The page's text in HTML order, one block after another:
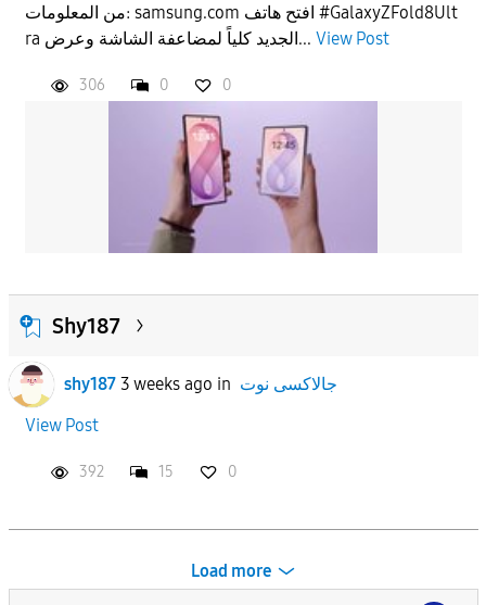
من المعلومات: samsung.com افتح هاتف #GalaxyZFold8Ult
ra الجديد كلياً لمضاعفة الشاشة وعرض... View Post
306 0 0
Shy187
shy187 3 weeks ago in جالاكسى نوت
View Post
392 15 0
Load more